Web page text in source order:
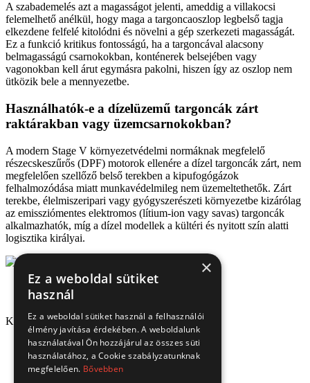
A szabademelés azt a magasságot jelenti, ameddig a villakocsi
felemelhető anélkül, hogy maga a targoncaoszlop legbelső tagja
elkezdene felfelé kitolódni és növelni a gép szerkezeti magasságát.
Ez a funkció kritikus fontosságú, ha a targoncával alacsony
belmagasságú csarnokokban, konténerek belsejében vagy
vagonokban kell árut egymásra pakolni, hiszen így az oszlop nem
ütközik bele a mennyezetbe.
Használhatók-e a dízelüzemű targoncák zárt
raktárakban vagy üzemcsarnokokban?
A modern Stage V környezetvédelmi normáknak megfelelő
részecskeszűrős (DPF) motorok ellenére a dízel targoncák zárt, nem
megfelelően szellőző belső terekben a kipufogógázok
felhalmozódása miatt munkavédelmileg nem üzemeltethetők. Zárt
terekbe, élelmiszeripari vagy gyógyszerészeti környezetbe kizárólag
az emissziómentes elektromos (lítium-ion vagy savas) targoncák
alkalmazhatók, míg a dízel modellek a kültéri és nyitott szín alatti
logisztika királyai.
Kapcsolat
1151 Budapest, Mélyfúró u. 2/E.
3070 Bátonyterenye, Ózdi út 15.
8693 Lengyeltóti, Fonyódi u. 10.
×
Ez a weboldal sütiket
használ
Ez a weboldal sütiket használ a felhasználói
élmény javítása érdekében. A weboldalunk
használatával Ön hozzájárul az összes süti
használatához, a Cookie szabályzatunknak
megfelelően. Bővebben